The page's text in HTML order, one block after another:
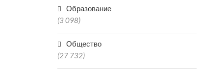
VR-ТЕХНОЛОГИИ
ЗАРАБОТАЛИ В КРЕПОСТИ
НАРЫН-КАЛА В ДАГЕСТАНЕ
Образование
(3 098)
Общество
(27 732)